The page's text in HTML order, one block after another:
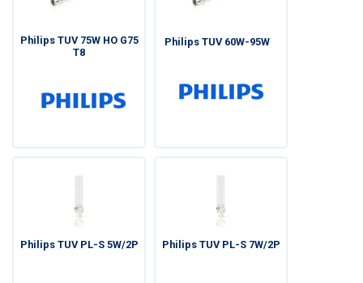
Philips TUV 75W HO G75
T8
Philips TUV 60W-95W
Philips TUV PL-S 5W/2P Philips TUV PL-S 7W/2P